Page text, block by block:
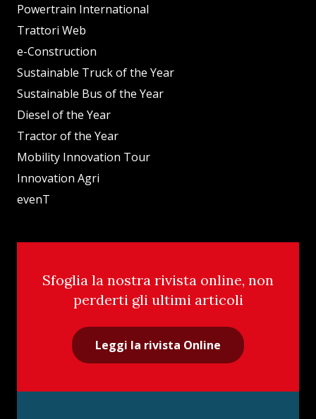
Powertrain International
Trattori Web
e-Construction
Sustainable Truck of the Year
Sustainable Bus of the Year
Diesel of the Year
Tractor of the Year
Mobility Innovation Tour
Innovation Agri
evenT
Sfoglia la nostra rivista online, non
perderti gli ultimi articoli
Leggi la rivista Online